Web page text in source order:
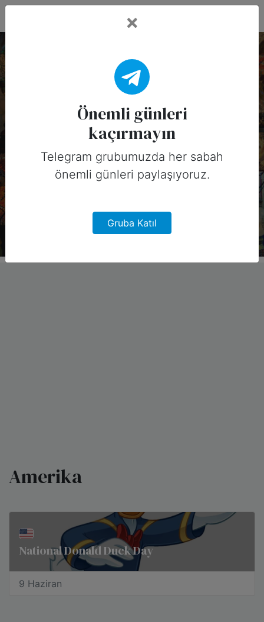
9 Haziran, 2026
Tarihinin Önemli
Günleri (Amerika)
9 Haziran, 2026 tarihinde Amerika
için sosyal medyada
paylaşabileceğiniz önemli günler
Amerika
National Donald Duck Day
9 Haziran
Önemli günleri
kaçırmayın
Telegram grubumuzda her sabah
önemli günleri paylaşıyoruz.
Gruba Katıl